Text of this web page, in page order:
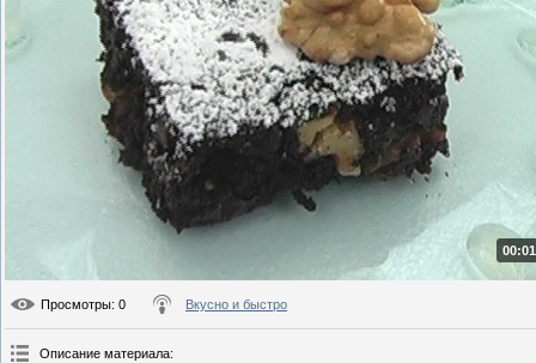
Просмотры: 0 Вкусно и быстро
Описание материала: